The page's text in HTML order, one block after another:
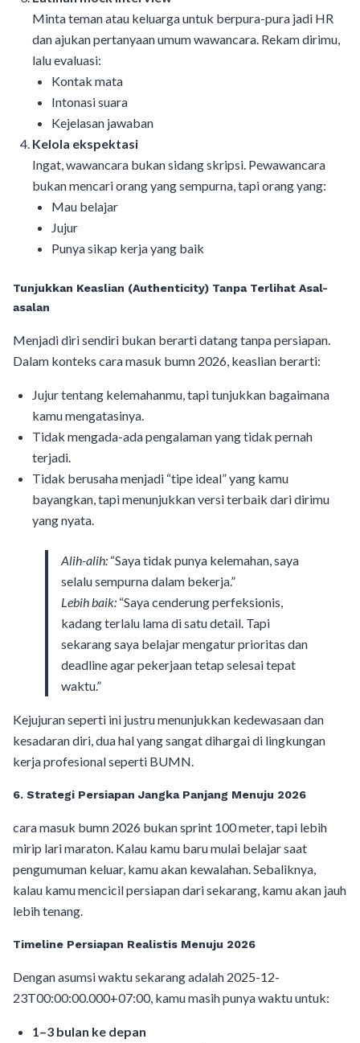
Minta teman atau keluarga untuk berpura-pura jadi HR
dan ajukan pertanyaan umum wawancara. Rekam dirimu,
lalu evaluasi:
Kontak mata
Intonasi suara
Kejelasan jawaban
Kelola ekspektasi
Ingat, wawancara bukan sidang skripsi. Pewawancara
bukan mencari orang yang sempurna, tapi orang yang:
Mau belajar
Jujur
Punya sikap kerja yang baik
Tunjukkan Keaslian (Authenticity) Tanpa Terlihat Asal-
asalan
Menjadi diri sendiri bukan berarti datang tanpa persiapan.
Dalam konteks cara masuk bumn 2026, keaslian berarti:
Jujur tentang kelemahanmu, tapi tunjukkan bagaimana
kamu mengatasinya.
Tidak mengada-ada pengalaman yang tidak pernah
terjadi.
Tidak berusaha menjadi “tipe ideal” yang kamu
bayangkan, tapi menunjukkan versi terbaik dari dirimu
yang nyata.
Alih-alih: “Saya tidak punya kelemahan, saya
selalu sempurna dalam bekerja.”
Lebih baik: “Saya cenderung perfeksionis,
kadang terlalu lama di satu detail. Tapi
sekarang saya belajar mengatur prioritas dan
deadline agar pekerjaan tetap selesai tepat
waktu.”
Kejujuran seperti ini justru menunjukkan kedewasaan dan
kesadaran diri, dua hal yang sangat dihargai di lingkungan
kerja profesional seperti BUMN.
6. Strategi Persiapan Jangka Panjang Menuju 2026
cara masuk bumn 2026 bukan sprint 100 meter, tapi lebih
mirip lari maraton. Kalau kamu baru mulai belajar saat
pengumuman keluar, kamu akan kewalahan. Sebaliknya,
kalau kamu mencicil persiapan dari sekarang, kamu akan jauh
lebih tenang.
Timeline Persiapan Realistis Menuju 2026
Dengan asumsi waktu sekarang adalah 2025-12-
23T00:00:00.000+07:00, kamu masih punya waktu untuk:
1–3 bulan ke depan